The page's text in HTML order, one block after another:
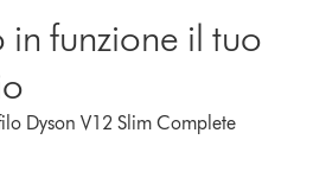
in funzione il tuo
Dyson V12 Slim Complete